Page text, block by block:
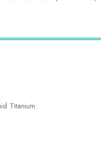
Titanium